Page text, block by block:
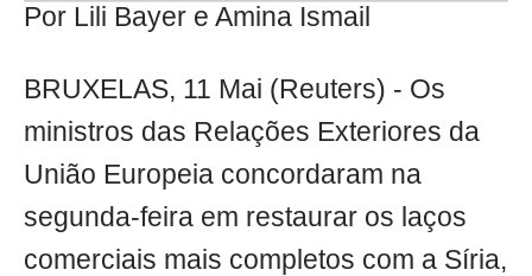
Por Lili Bayer e Amina Ismail
BRUXELAS, 11 Mai (Reuters) - Os
ministros das Relações Exteriores da
União Europeia concordaram na
segunda-feira em restaurar os laços
comerciais mais completos com a Síria,